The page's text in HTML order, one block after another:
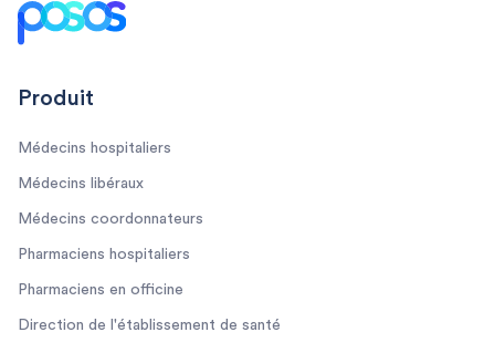
Produit
Médecins hospitaliers
Médecins libéraux
Médecins coordonnateurs
Pharmaciens hospitaliers
Pharmaciens en officine
Direction de l'établissement de santé